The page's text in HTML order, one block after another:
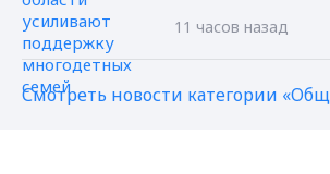
11 часов назад
Смотреть новости категории